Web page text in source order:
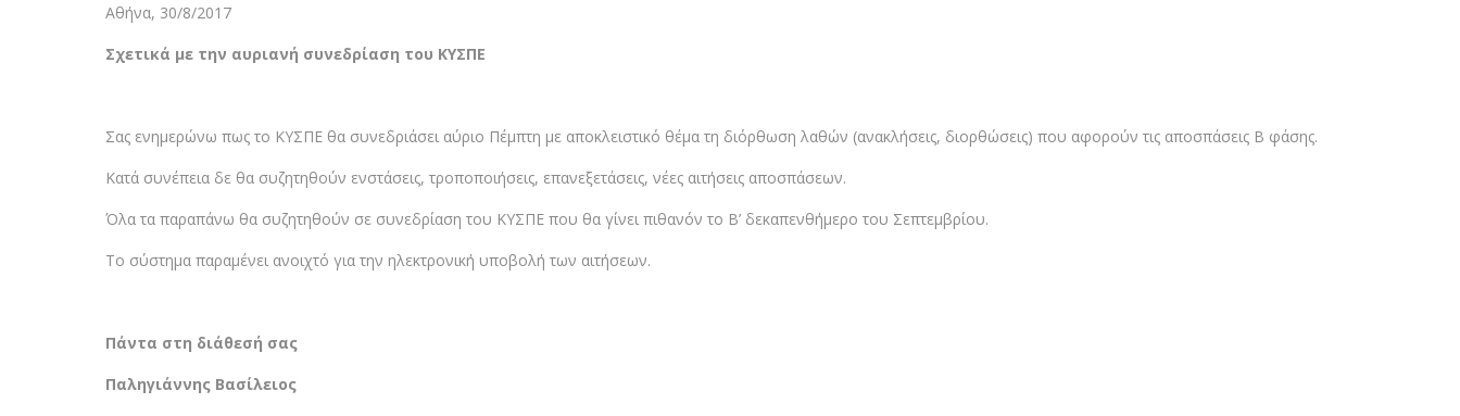
Αθήνα, 30/8/2017
Σχετικά με την αυριανή συνεδρίαση του ΚΥΣΠΕ
Σας ενημερώνω πως το ΚΥΣΠΕ θα συνεδριάσει αύριο Πέμπτη με αποκλειστικό θέμα τη διόρθωση λαθών (ανακλήσεις, διορθώσεις) που αφορούν τις αποσπάσεις Β φάσης.
Κατά συνέπεια δε θα συζητηθούν ενστάσεις, τροποποιήσεις, επανεξετάσεις, νέες αιτήσεις αποσπάσεων.
Όλα τα παραπάνω θα συζητηθούν σε συνεδρίαση του ΚΥΣΠΕ που θα γίνει πιθανόν το Β’ δεκαπενθήμερο του Σεπτεμβρίου.
Το σύστημα παραμένει ανοιχτό για την ηλεκτρονική υποβολή των αιτήσεων.
Πάντα στη διάθεσή σας
Παληγιάννης Βασίλειος